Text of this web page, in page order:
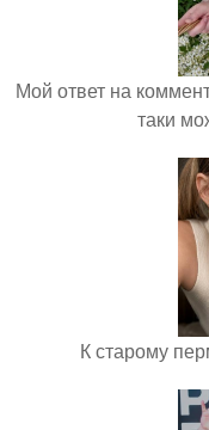
Мой ответ на
таки
К старому